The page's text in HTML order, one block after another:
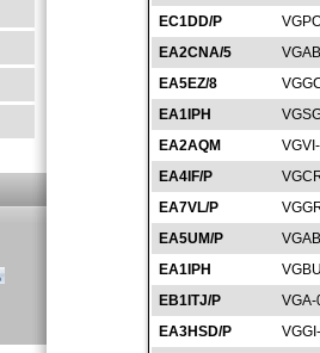
EC1DD/P
EA2CNA/5
EA5EZ/8
EA1IPH
EA2AQM
EA4IF/P
EA7VL/P
EA5UM/P
EA1IPH
EB1ITJ/P
EA3HSD/P